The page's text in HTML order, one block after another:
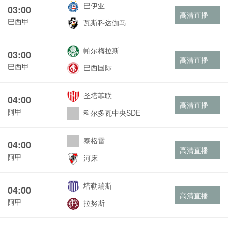
03:00
巴西甲
巴伊亚
瓦斯科达伽马
高清直播
03:00
巴西甲
帕尔梅拉斯
巴西国际
高清直播
04:00
阿甲
圣塔菲联
科尔多瓦中央SDE
高清直播
04:00
阿甲
泰格雷
河床
高清直播
04:00
阿甲
塔勒瑞斯
拉努斯
高清直播